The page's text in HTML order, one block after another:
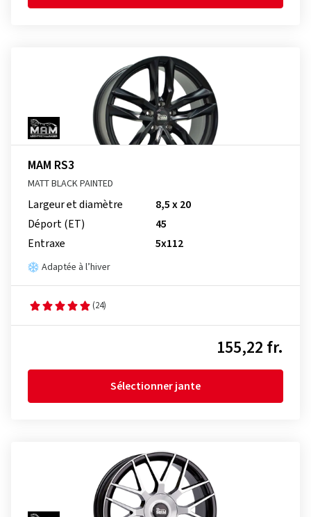
MAM RS3
MATT BLACK PAINTED
Largeur et diamètre
8,5 x 20
Déport (ET)
45
Entraxe
5x112
Adaptée à l’hiver
(24)
155,22 fr.
Sélectionner jante